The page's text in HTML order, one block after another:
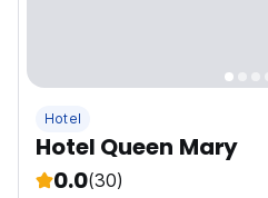
Hotel
Hotel Queen Mary
0.0(30)